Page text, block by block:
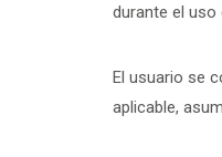
durante el uso
El usuario se
aplicable,